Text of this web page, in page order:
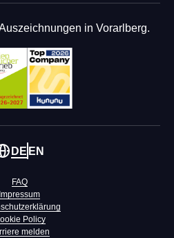
in Vorarlberg.
DE EN
FAQ
Impressum
Policy
melden